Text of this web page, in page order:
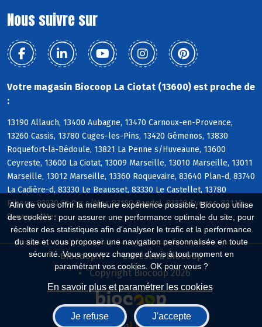
Afin de vous offrir la meilleure expérience possible, Biocoop utilise
des cookies : pour assurer une performance optimale du site, pour
récolter des statistiques afin d'analyser le trafic et la performance
du site et vous proposer une navigation personnalisée en toute
sécurité. Vous pouvez changer d'avis à tout moment en
paramétrant vos cookies. OK pour vous ?
En savoir plus et paramétrer les cookies
Je refuse J'accepte
Nous suivre sur
Votre magasin Biocoop La Ciotat (13600) est proche de
:
13190 Allauch, 13400 Aubagne, 13470 Carnoux-en-Provence,
13260 Cassis, 13780 Cuges-les-Pins, 13420 Gémenos, 13830
Roquefort-la-Bédoule, 13821 La Penne s/Huveaune, 13600
Ceyreste, 13600 La Ciotat, 13009 Marseille, 13010 Marseille, 13011
Marseille, 13012 Marseille, 13360 Roquevaire, 83640 Plan-d, 83740
La Cadière-d, 83330 Le Beausset, 83330 Le Castellet, 13780
Riboux, 83270 St-Cyr s/Mer, 83150 Bandol, 83330 Evenos, 83110
Sanary s/Mer
Biocoop.fr
Le réseau Biocoop
Copyright Biocoop 2026